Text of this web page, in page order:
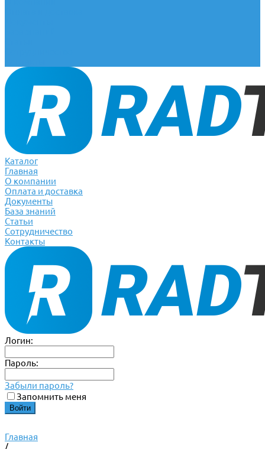
Каталог
Главная
О компании
Оплата и доставка
Документы
База знаний
Статьи
Сотрудничество
Контакты
Логин:
Пароль:
Забыли пароль?
Запомнить меня
Главная
/